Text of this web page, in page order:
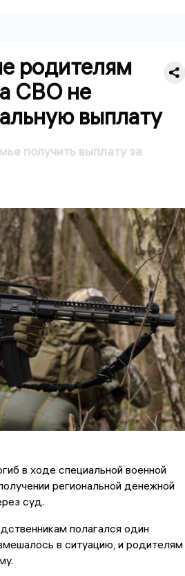
родителям
СВО не
выплату
получить выплату за
в ходе специальной военной
региональной денежной
суд.
полагался один
в ситуацию, и родителям